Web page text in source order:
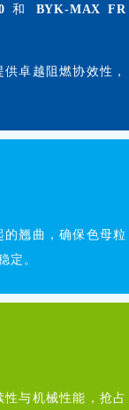
和 BYK-MAX FR
卓越阻燃协效性，
翘曲，确保色母粒
定。
与机械性能，抢占